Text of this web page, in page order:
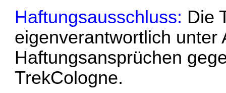
Haftungsausschluss: Die
eigenverantwortlich unter
Haftungsansprüchen
TrekCologne.